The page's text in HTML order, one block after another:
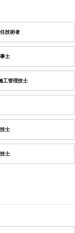
技術者
士
工管理技士
士
士